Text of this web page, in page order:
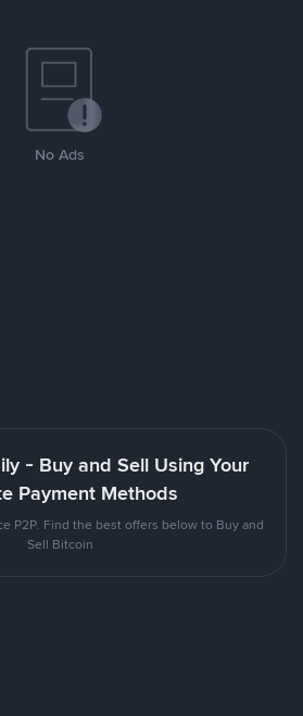
No Ads
- Buy and Sell Using Your
Payment Methods
P2P. Find the best offers below to Buy and
Sell Bitcoin